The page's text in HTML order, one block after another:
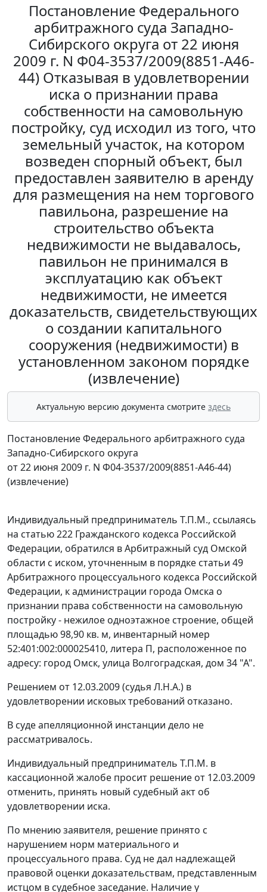
Постановление Федерального
арбитражного суда Западно-
Сибирского округа от 22 июня
2009 г. N Ф04-3537/2009(8851-А46-
44) Отказывая в удовлетворении
иска о признании права
собственности на самовольную
постройку, суд исходил из того, что
земельный участок, на котором
возведен спорный объект, был
предоставлен заявителю в аренду
для размещения на нем торгового
павильона, разрешение на
строительство объекта
недвижимости не выдавалось,
павильон не принимался в
эксплуатацию как объект
недвижимости, не имеется
доказательств, свидетельствующих
о создании капитального
сооружения (недвижимости) в
установленном законом порядке
(извлечение)
Актуальную версию документа смотрите здесь
Постановление Федерального арбитражного суда
Западно-Сибирского округа
от 22 июня 2009 г. N Ф04-3537/2009(8851-А46-44)
(извлечение)
Индивидуальный предприниматель Т.П.М., ссылаясь
на статью 222 Гражданского кодекса Российской
Федерации, обратился в Арбитражный суд Омской
области с иском, уточненным в порядке статьи 49
Арбитражного процессуального кодекса Российской
Федерации, к администрации города Омска о
признании права собственности на самовольную
постройку - нежилое одноэтажное строение, общей
площадью 98,90 кв. м, инвентарный номер
52:401:002:000025410, литера П, расположенное по
адресу: город Омск, улица Волгоградская, дом 34 "А".
Решением от 12.03.2009 (судья Л.Н.А.) в
удовлетворении исковых требований отказано.
В суде апелляционной инстанции дело не
рассматривалось.
Индивидуальный предприниматель Т.П.М. в
кассационной жалобе просит решение от 12.03.2009
отменить, принять новый судебный акт об
удовлетворении иска.
По мнению заявителя, решение принято с
нарушением норм материального и
процессуального права. Суд не дал надлежащей
правовой оценки доказательствам, представленным
истцом в судебное заседание. Наличие у